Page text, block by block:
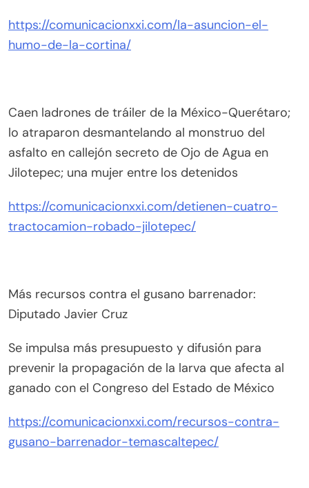
https://comunicacionxxi.com/la-asuncion-el-
humo-de-la-cortina/
Caen ladrones de tráiler de la México-Querétaro;
lo atraparon desmantelando al monstruo del
asfalto en callejón secreto de Ojo de Agua en
Jilotepec; una mujer entre los detenidos
https://comunicacionxxi.com/detienen-cuatro-
tractocamion-robado-jilotepec/
Más recursos contra el gusano barrenador:
Diputado Javier Cruz
Se impulsa más presupuesto y difusión para
prevenir la propagación de la larva que afecta al
ganado con el Congreso del Estado de México
https://comunicacionxxi.com/recursos-contra-
gusano-barrenador-temascaltepec/